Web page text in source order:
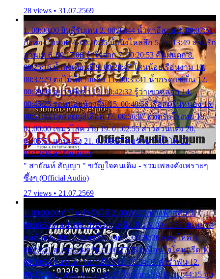
28 views • 31.07.2569
1. 00:00:00 ยินดีรับเดน 2. 00:03:44 น้ำตาอีสาน 3. 00:07:51
กิ่งทองใบหยก 4. 00:10:35 น้ำนิ่งไหลลึก 5. 00:13:49 ลานรัก
ลานเท 6. 00:17:06 จำใจจาก 7. 00:20:53 คืนฝนตก 8.
00:25:16 น้ำลงเดือนยี่ 9. 00:28:47 โสนน้อยเรือนงาม 10.
00:32:29 ตอไม้ที่ตายแล้ว 11. 00:35:41 น้ำกรดแช่เย็น 12.
00:39:08 อยากฟังซ้ำ 13. 00:42:32 รู้ว่าเขาหลอก 14.
00:45:25 รอหน่อยน้องติ๋ม 15. 00:48:56 เรือล่มในหนอง 16.
00:51:43 บัตรเชิญสีเลือด 17. 00:56:07 อดีตรักโรงทอ 18.
01:00:00 เขมรไล่ควาย 19. 01:02:55 สาวสวนแตง 20.
01:05:51 แอบมอง 21. 01:09:27 พบรักปากน้ำโพ 22.
01:13:06 สายัณห์เมา
" สายัณห์ สัญญา " ขวัญใจคนเดิม - รวมเพลงดังเพราะๆ
ซึ้งๆ (Official Audio)
27 views • 21.07.2569
1. 00:00:00 ทำไมทำฉันได้ 2. 00:03:20 นางฟ้าสลัม 3.
00:06:50 คน 4. 00:10:36 บุญเหลือเกิน 5. 00:13:58 ฝนหยาด
สุดท้าย 6. 00:17:30 ยาใจยาจก 7. 00:20:30 คิดดูให้ดี 8.
00:24:21 ลบรอยแผลรัก 9. 00:27:35 เหมือนใจโดนกรีด 10.
00:30:54 ขบวนการเปาเปียว 11. 00:34:05 คำรำพัน 12.
00:37:20 ปาหนัน 13. 00:40:37 ใจเจ้ากรรม 14. 00:44:15 จูบ